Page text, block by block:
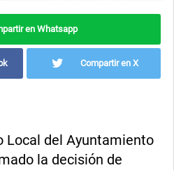
en Whatsapp
Compartir en X
Local del Ayuntamiento
la decisión de